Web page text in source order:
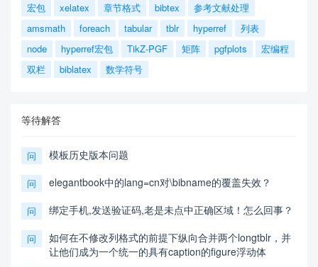
宏包
xelatex 章节格式 bibtex
参考文献处理
amsmath
foreach tabular tblr hyperref
列表
node
hyperref宏包 TikZ-PGF 矩阵 pgfplots
宏编程
双栏
biblatex 数学符号
等待解答
问 模板历史版本问题
问 elegantbook中的lang=cn对\bibname的覆盖失效？
问 绑定手机,发送验证码,老是未点中正确区域！怎么回事？
问
如何在不修改列格式的前提下纵向合并两个longtblr，并
让他们成为一个统一的具有caption的figure浮动体